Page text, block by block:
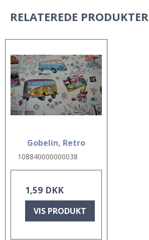
RELATEREDE PRODUKTER
Gobelin, Retro
108840000000038
1,59 DKK
VIS PRODUKT